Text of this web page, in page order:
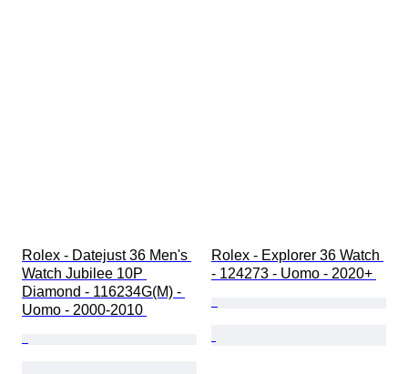
Rolex - Datejust 36 Men's
Watch Jubilee 10P
Diamond - 116234G(M) -
Uomo - 2000-2010
Rolex - Explorer 36 Watch
- 124273 - Uomo - 2020+